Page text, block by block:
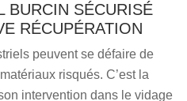
BURCIN SÉCURISÉ
RÉCUPÉRATION
peuvent se défaire de
risqués. C’est la
intervention dans le vidage